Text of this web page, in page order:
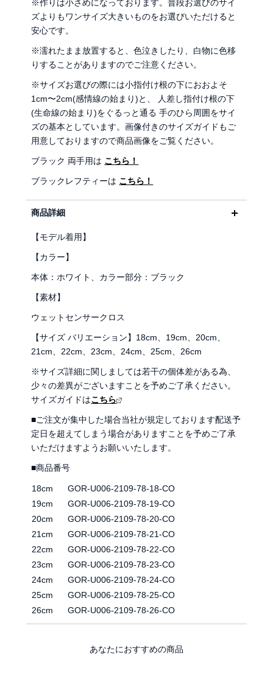
※作りは小さめになっております。普段お選びのサイ
ズよりもワンサイズ大きいものをお選びいただけると
安心です。
※濡れたまま放置すると、色泣きしたり、白物に色移
りすることがありますのでご注意ください。
※サイズお選びの際には小指付け根の下におおよそ
1cm〜2cm(感情線の始まり)と、 人差し指付け根の下
(生命線の始まり)をぐるっと通る 手のひら周囲をサイ
ズの基本としています。画像付きのサイズガイドもご
用意しておりますので商品画像をご覧ください。
ブラック 両手用は こちら！
ブラックレフティーは こちら！
商品詳細
【モデル着用】
【カラー】
本体：ホワイト、カラー部分：ブラック
【素材】
ウェットセンサークロス
【サイズ バリエーション】18cm、19cm、20cm、
21cm、22cm、23cm、24cm、25cm、26cm
※サイズ詳細に関しましては若干の個体差がある為、
少々の差異がございますことを予めご了承ください。
サイズガイドはこちら
■ご注文が集中した場合当社が規定しております配送予
定日を超えてしまう場合がありますことを予めご了承
いただけますようお願いいたします。
■商品番号
18cm
GOR-U006-2109-78-18-CO
19cm
GOR-U006-2109-78-19-CO
20cm
GOR-U006-2109-78-20-CO
21cm
GOR-U006-2109-78-21-CO
22cm
GOR-U006-2109-78-22-CO
23cm
GOR-U006-2109-78-23-CO
24cm
GOR-U006-2109-78-24-CO
25cm
GOR-U006-2109-78-25-CO
26cm
GOR-U006-2109-78-26-CO
あなたにおすすめの商品